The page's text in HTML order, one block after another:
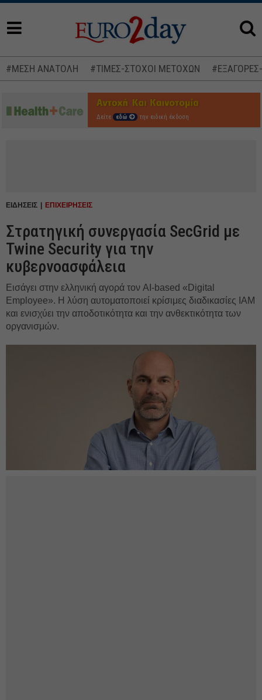
#ΜΕΣΗ ΑΝΑΤΟΛΗ #ΤΙΜΕΣ-ΣΤΟΧΟΙ ΜΕΤΟΧΩΝ
Δείτε εδώ την ειδική έκδοση
ΕΙΔΗΣΕΙΣ ΕΠΙΧΕΙΡΗΣΕΙΣ
Στρατηγική συνεργασία SecGrid με
Twine Security για την
κυβερνοασφάλεια
Εισάγει στην ελληνική αγορά τον AI-based «Digital
Employee». Η λύση αυτοματοποιεί κρίσιμες διαδικασίες IAM
και ενισχύει την αποδοτικότητα και την ανθεκτικότητα των
οργανισμών.